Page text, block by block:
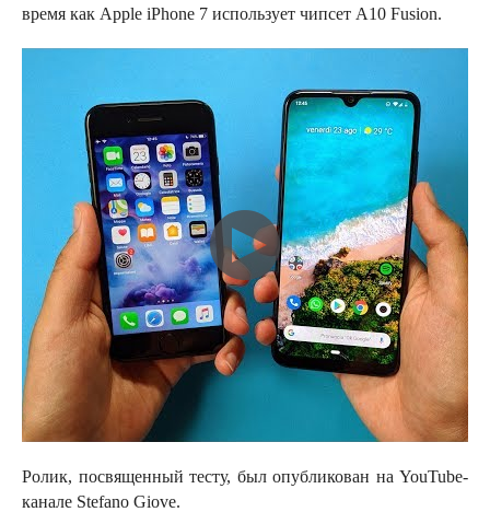
время как Apple iPhone 7 использует чипсет A10 Fusion.
Ролик, посвященный тесту, был опубликован на YouTube-
канале Stefano Giove.